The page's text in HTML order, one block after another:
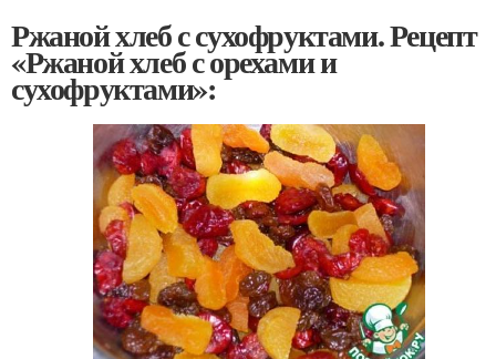
Ржаной хлеб с сухофруктами. Рецепт
«Ржаной хлеб с орехами и
сухофруктами»: